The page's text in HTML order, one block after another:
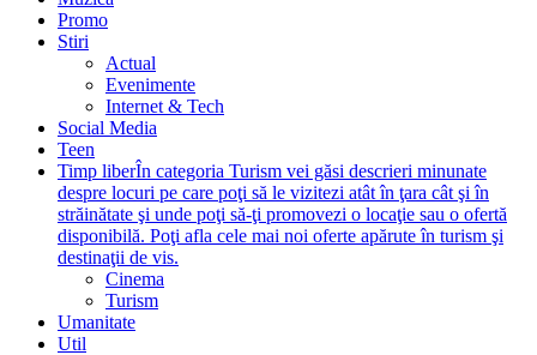
Promo
Stiri
Actual
Evenimente
Internet & Tech
Social Media
Teen
Timp liberÎn categoria Turism vei găsi descrieri minunate
despre locuri pe care poţi să le vizitezi atât în ţara cât şi în
străinătate şi unde poţi să-ţi promovezi o locaţie sau o ofertă
disponibilă. Poţi afla cele mai noi oferte apărute în turism şi
destinaţii de vis.
Cinema
Turism
Umanitate
Util